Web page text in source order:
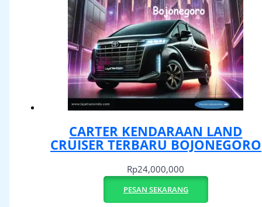
CARTER KENDARAAN LAND
CRUISER TERBARU BOJONEGORO
Rp24,000,000
PESAN SEKARANG